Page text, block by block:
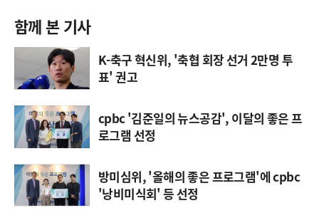
함께 본 기사
K-축구 혁신위, '축협 회장 선거 2만명 투
표' 권고
cpbc '김준일의 뉴스공감', 이달의 좋은 프
로그램 선정
방미심위, '올해의 좋은 프로그램'에 cpbc
'낭비미식회' 등 선정